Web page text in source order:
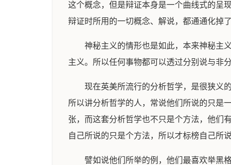
这个概念，但是辩证本身是一个曲线式的呈
辩证时所用的一切概念、解说，都通通化掉
神秘主义的情形也是如此，本来神秘主
主义。所以任何事物都可以透过分别说与非
现在英美所流行的分析哲学，是很狭义
所以讲分析哲学的人，常说他们所说的只是
张，而这套分析哲学也不只是个方法，他们
自己所说的只是个方法，所以才标榜自己所
譬如说他们所举的例，他们最喜欢举黑